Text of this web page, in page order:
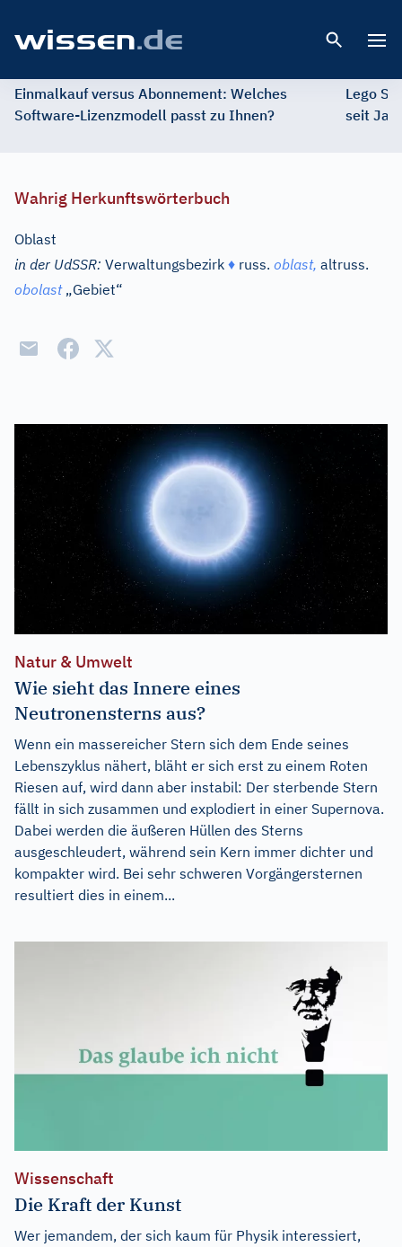
Einmalkauf versus Abonnement: Welches
Software-Lizenzmodell passt zu Ihnen?
Lego
seit
Wahrig Herkunftswörterbuch
Oblast
in der UdSSR: Verwaltungsbezirk ♦ russ. oblast, altruss.
obolast„Gebiet“
Natur & Umwelt
Wie sieht das Innere eines
Neutronensterns aus?
Wenn ein massereicher Stern sich dem Ende seines
Lebenszyklus nähert, bläht er sich erst zu einem Roten
Riesen auf, wird dann aber instabil: Der sterbende Stern
fällt in sich zusammen und explodiert in einer Supernova.
Dabei werden die äußeren Hüllen des Sterns
ausgeschleudert, während sein Kern immer dichter und
kompakter wird. Bei sehr schweren Vorgängersternen
resultiert dies in einem...
Wissenschaft
Die Kraft der Kunst
Wer jemandem, der sich kaum für Physik interessiert,